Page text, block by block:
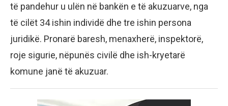
të pandehur u ulën në bankën e të akuzuarve, nga
të cilët 34 ishin individë dhe tre ishin persona
juridikë. Pronarë baresh, menaxherë, inspektorë,
roje sigurie, nëpunës civilë dhe ish-kryetarë
komune janë të akuzuar.